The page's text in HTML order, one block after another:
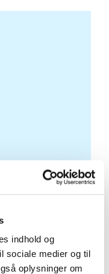
indhold og
sociale medier og til
oplysninger om